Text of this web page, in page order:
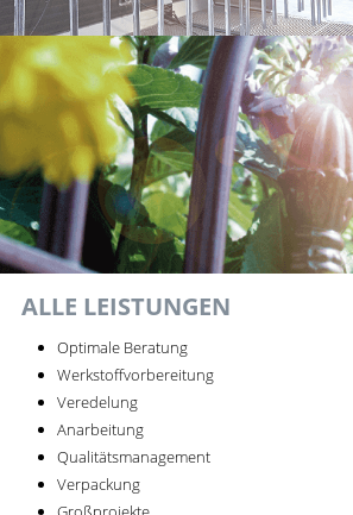
ALLE LEISTUNGEN
Optimale Beratung
Werkstoffvorbereitung
Veredelung
Anarbeitung
Qualitätsmanagement
Verpackung